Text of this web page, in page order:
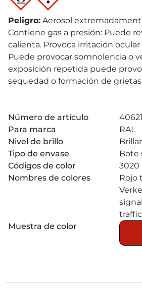
Peligro: Aerosol
Contiene gas a presión: Puede
calienta. Provoca irritación ocular
Puede provocar somnolencia o
exposición repetida puede
sequedad o formación de
Número de artículo
Para marca
RAL
Nivel de brillo
Tipo de envase
Bote
Códigos de color
3020
Nombres de colores
Rojo
Muestra de color